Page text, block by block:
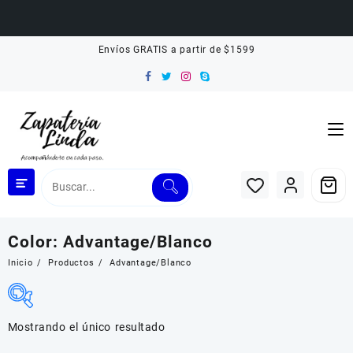
Envíos GRATIS a partir de $1599
Color: Advantage/Blanco
Inicio Productos Advantage/Blanco
Mostrando el único resultado